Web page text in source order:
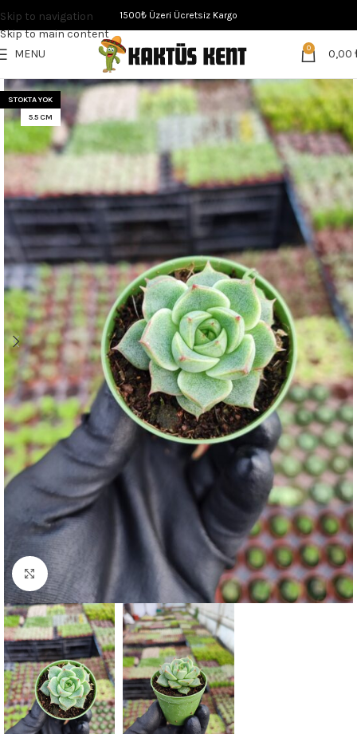
Skip to navigation
Skip to main content
1500₺ Üzeri Ücretsiz Kargo
MENU 0 0,00
STOKTA YOK
5.5 CM
Click to enlarge